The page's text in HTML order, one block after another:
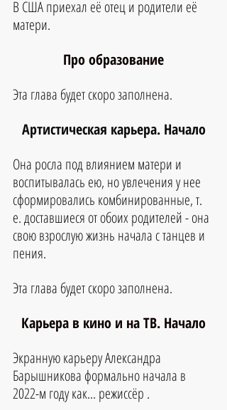
В США приехал её отец и родители её
матери.
Про образование
Эта глава будет скоро заполнена.
Артистическая карьера. Начало
Она росла под влиянием матери и
воспитывалась ею, но увлечения у нее
сформировались комбинированные, т.
е. доставшиеся от обоих родителей - она
свою взрослую жизнь начала с танцев и
пения.
Эта глава будет скоро заполнена.
Карьера в кино и на ТВ. Начало
Экранную карьеру Александра
Барышникова формально начала в
2022-м году как... режиссёр .